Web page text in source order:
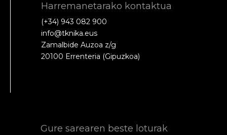
Harremanetarako kontaktua
(+34) 943 082 900
info@tknika.eus
Zamalbide Auzoa z/g
20100 Errenteria (Gipuzkoa)
Gure sarearen beste loturak